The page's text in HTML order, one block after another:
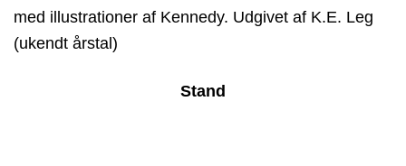
med illustrationer af Kennedy. Udgivet af K.E. Leg
(ukendt årstal)
Stand